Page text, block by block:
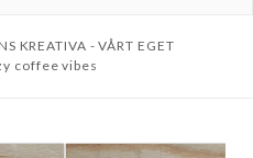
KREATIVA - VÅRT EGET
coffee vibes